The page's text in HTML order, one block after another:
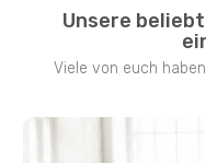
Unsere
Viele von euch